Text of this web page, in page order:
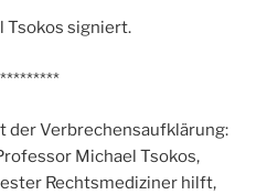
Tsokos signiert.
der Verbrechensaufklärung:
Michael Tsokos,
Rechtsmediziner hilft,